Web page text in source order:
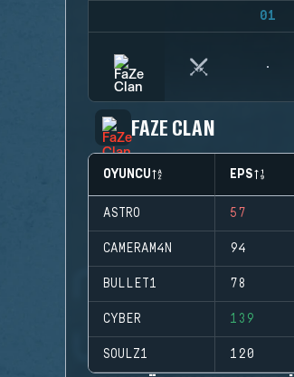
01
FAZE CLAN
OYUNCU EPS
ASTRO 57
CAMERAM4N 94
BULLET1 78
CYBER 139
SOULZ1 120